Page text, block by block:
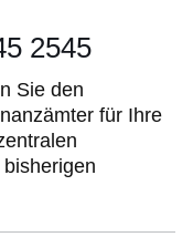
2545
Sie den
für Ihre